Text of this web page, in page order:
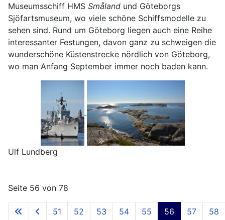
Museumsschiff HMS Småland und Göteborgs
Sjöfartsmuseum, wo viele schöne Schiffsmodelle zu
sehen sind. Rund um Göteborg liegen auch eine Reihe
interessanter Festungen, davon ganz zu schweigen die
wunderschöne Küstenstrecke nördlich von Göteborg,
wo man Anfang September immer noch baden kann.
Ulf Lundberg
Seite 56 von 78
51 52 53 54 55 56 57 58